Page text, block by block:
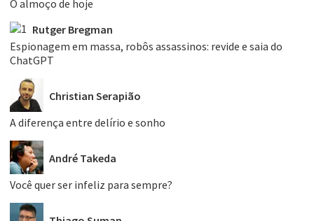
O almoço de hoje
Rutger Bregman
Espionagem em massa, robôs assassinos: revide e saia do
ChatGPT
Christian Serapião
A diferença entre delírio e sonho
André Takeda
Você quer ser infeliz para sempre?